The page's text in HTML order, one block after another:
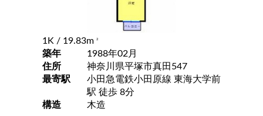
1K / 19.83m 2
築年
1988年02月
住所
神奈川県平塚市真田547
最寄駅
小田急電鉄小田原線 東海大学前
駅 徒歩 8分
構造
木造